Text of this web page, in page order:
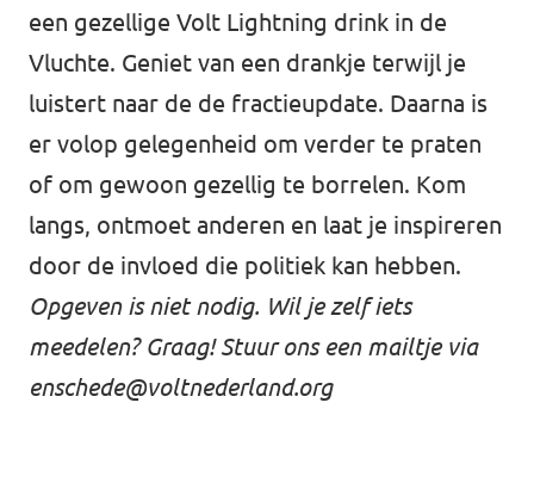
Hengelo
een gezellige Volt Lightning drink in de
Vluchte. Geniet van een drankje terwijl je
luistert naar de de fractieupdate. Daarna is
er volop gelegenheid om verder te praten
of om gewoon gezellig te borrelen. Kom
langs, ontmoet anderen en laat je inspireren
door de invloed die politiek kan hebben.
Opgeven is niet nodig. Wil je zelf iets
meedelen? Graag! Stuur ons een mailtje via
enschede@voltnederland.org